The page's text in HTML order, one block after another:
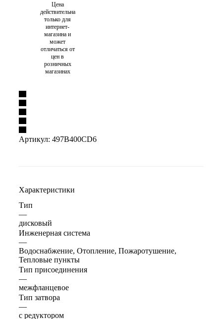
Цена
действительна
только для
интернет-
магазина и
может
отличаться от
цен в
розничных
магазинах
Артикул: 497B400CD6
Характеристики
Тип
—
дисковый
Инженерная система
—
Водоснабжение, Отопление, Пожаротушение,
Тепловые пункты
Тип присоединения
—
межфланцевое
Тип затвора
—
с редуктором